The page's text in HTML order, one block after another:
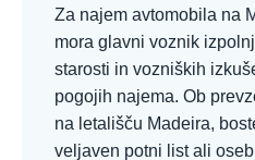
Za najem avtomobila na
mora glavni voznik
starosti in vozniških
pogojih najema. Ob
na letališču Madeira,
veljaven potni list ali